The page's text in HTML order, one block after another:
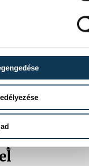
jövő
hogy a
meg az új
a